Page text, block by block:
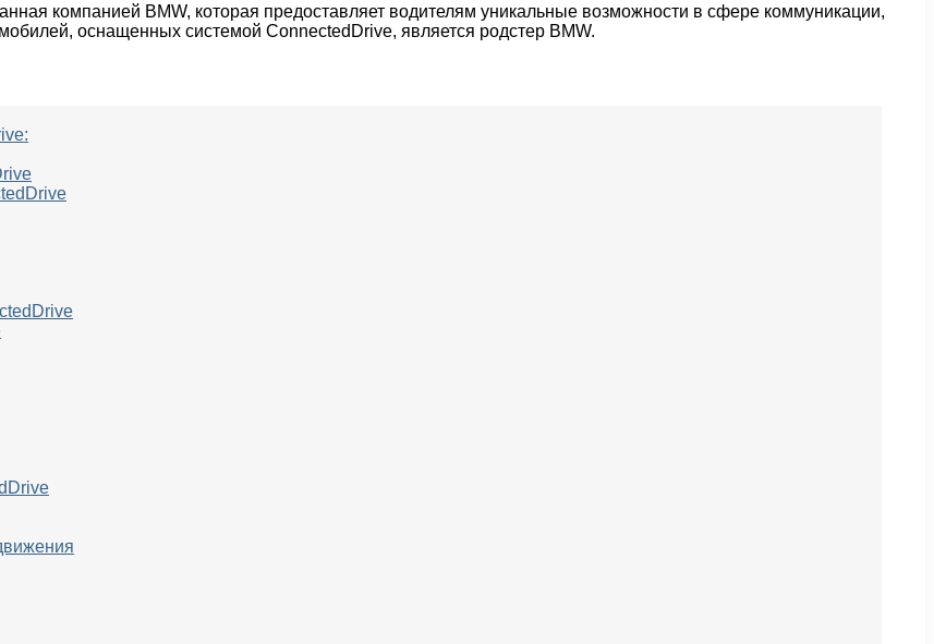
компанией BMW, которая предоставляет водителям уникальные возможности в сфере коммуникации,
оснащенных системой ConnectedDrive, является родстер BMW.